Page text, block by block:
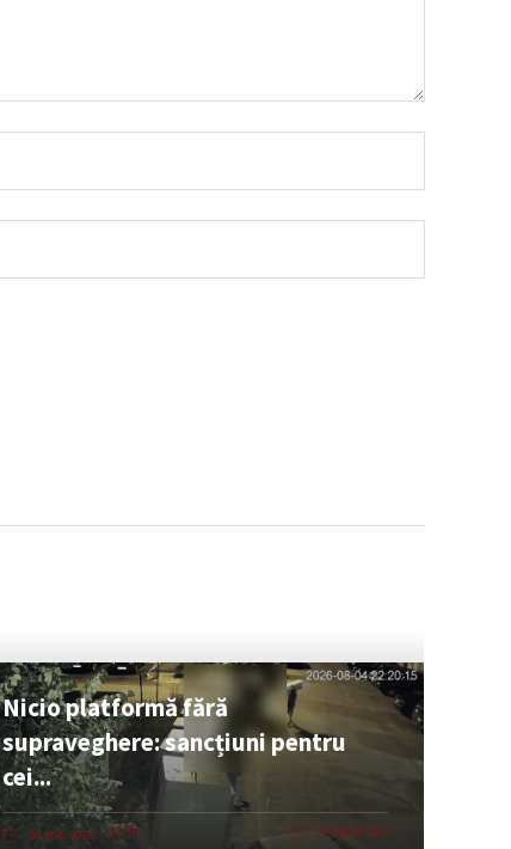
Nicio platformă fără
supraveghere: sancțiuni pentru
cei...
06 AUG. 2026 ȘTIRI 0 COMENTARII